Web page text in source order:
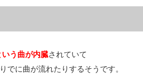
う曲が内臓されていて
でに曲が流れたりするそうです。